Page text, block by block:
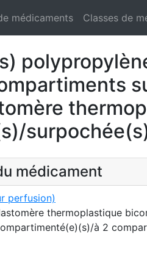
médicaments Classes de
médicament
perfusion)
thermoplastique
à 2